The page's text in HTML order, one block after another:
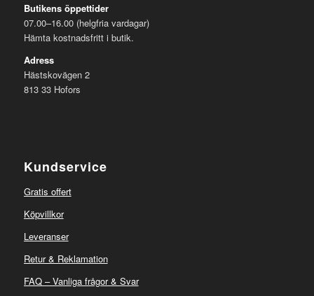
Butikens öppettider
07.00–16.00 (helgfria vardagar)
Hämta kostnadsfritt i butik.
Adress
Hästskovägen 2
813 33 Hofors
Kundservice
Gratis offert
Köpvillkor
Leveranser
Retur & Reklamation
FAQ – Vanliga frågor & Svar